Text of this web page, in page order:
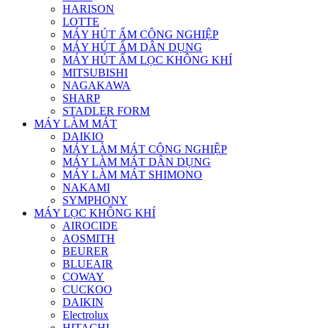
HARISON
LOTTE
MÁY HÚT ẨM CÔNG NGHIỆP
MÁY HÚT ẨM DÂN DỤNG
MÁY HÚT ẨM LỌC KHÔNG KHÍ
MITSUBISHI
NAGAKAWA
SHARP
STADLER FORM
MÁY LÀM MÁT
DAIKIO
MÁY LÀM MÁT CÔNG NGHIỆP
MÁY LÀM MÁT DÂN DỤNG
MÁY LÀM MÁT SHIMONO
NAKAMI
SYMPHONY
MÁY LỌC KHÔNG KHÍ
AIROCIDE
AOSMITH
BEURER
BLUEAIR
COWAY
CUCKOO
DAIKIN
Electrolux